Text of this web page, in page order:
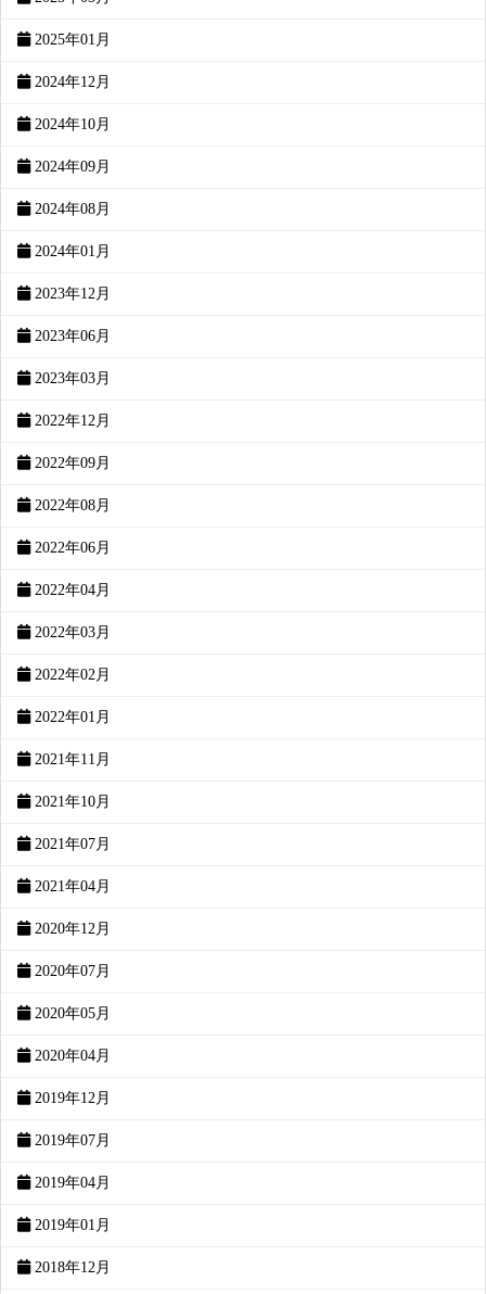
2025年01月
2024年12月
2024年10月
2024年09月
2024年08月
2024年01月
2023年12月
2023年06月
2023年03月
2022年12月
2022年09月
2022年08月
2022年06月
2022年04月
2022年03月
2022年02月
2022年01月
2021年11月
2021年10月
2021年07月
2021年04月
2020年12月
2020年07月
2020年05月
2020年04月
2019年12月
2019年07月
2019年04月
2019年01月
2018年12月